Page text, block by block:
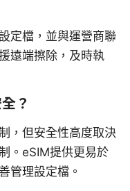
定檔，並與運營商聯
遠端擦除，及時執
？
，但安全性高度取決
。eSIM提供更易於
管理設定檔。